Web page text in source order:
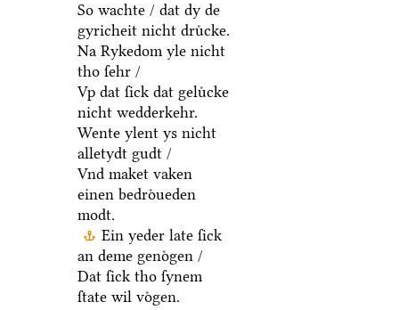
So wachte / dat dy de
gyricheit nicht druͤcke.
Na Rykedom yle nicht
tho ſehr /
Vp dat ſick dat geluͤcke
nicht wedderkehr.
Wente ylent ys nicht
alletydt gudt /
Vnd maket vaken
einen bedroͤueden
modt.
Ein yeder late ſick
an deme genoͤgen /
Dat ſick tho ſynem
ſtate wil voͤgen.